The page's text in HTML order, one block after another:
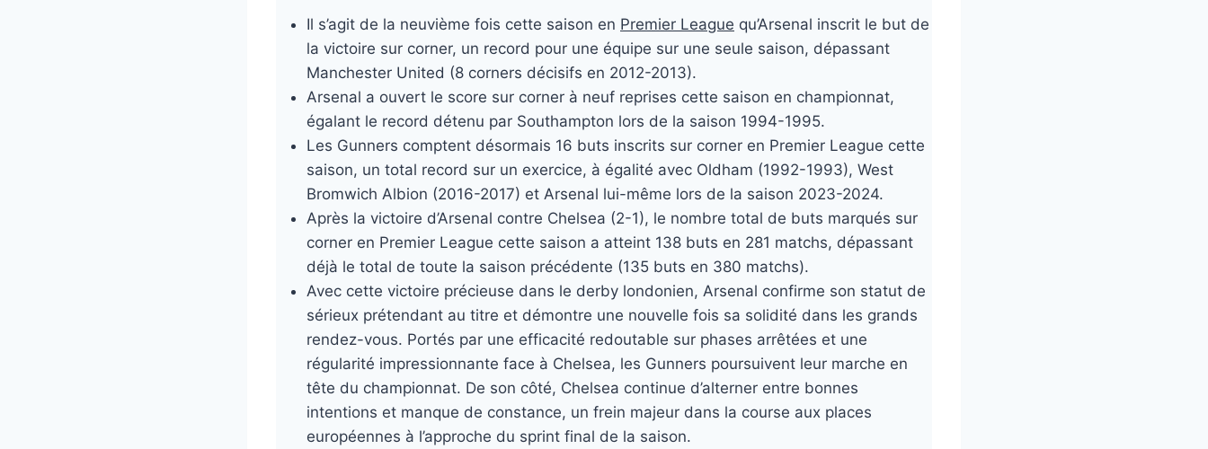
Il s’agit de la neuvième fois cette saison en Premier League qu’Arsenal inscrit le but de
la victoire sur corner, un record pour une équipe sur une seule saison, dépassant
Manchester United (8 corners décisifs en 2012-2013).
Arsenal a ouvert le score sur corner à neuf reprises cette saison en championnat,
égalant le record détenu par Southampton lors de la saison 1994-1995.
Les Gunners comptent désormais 16 buts inscrits sur corner en Premier League cette
saison, un total record sur un exercice, à égalité avec Oldham (1992-1993), West
Bromwich Albion (2016-2017) et Arsenal lui-même lors de la saison 2023-2024.
Après la victoire d’Arsenal contre Chelsea (2-1), le nombre total de buts marqués sur
corner en Premier League cette saison a atteint 138 buts en 281 matchs, dépassant
déjà le total de toute la saison précédente (135 buts en 380 matchs).
Avec cette victoire précieuse dans le derby londonien, Arsenal confirme son statut de
sérieux prétendant au titre et démontre une nouvelle fois sa solidité dans les grands
rendez-vous. Portés par une efficacité redoutable sur phases arrêtées et une
régularité impressionnante face à Chelsea, les Gunners poursuivent leur marche en
tête du championnat. De son côté, Chelsea continue d’alterner entre bonnes
intentions et manque de constance, un frein majeur dans la course aux places
européennes à l’approche du sprint final de la saison.